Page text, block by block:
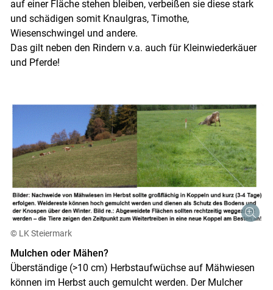
auf einer Fläche stehen bleiben, verbeißen sie diese stark
und schädigen somit Knaulgras, Timothe,
Wiesenschwingel und andere.
Das gilt neben den Rindern v.a. auch für Kleinwiederkäuer
und Pferde!
© LK Steiermark
Mulchen oder Mähen?
Überständige (>10 cm) Herbstaufwüchse auf Mähwiesen
können im Herbst auch gemulcht werden. Der Mulcher